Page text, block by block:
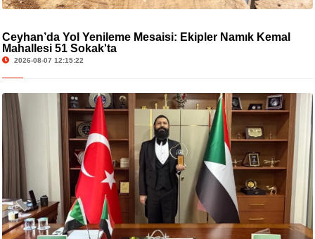
Ceyhan’da Yol Yenileme Mesaisi: Ekipler Namık Kemal
Mahallesi 51 Sokak'ta
2026-08-07 12:15:22